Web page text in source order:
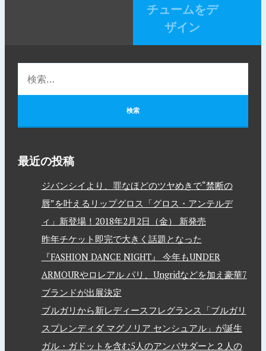
チュームをデ
ザイン
最近の投稿
ジバンシイより、罪なほどのツヤめきで“禁断の
唇”を叶えるリップグロス「グロス・アンテルデ
ィ」新登場！2018年2月2日（金） 新発売
昨年チケット即完で大きく話題となった
『FASHION DANCE NIGHT』 今年もUNDER
ARMOURやロレアル パリ、Ungridなどを加え豪華7
ブランドが出展決定
ブルガリから新レディースフレグランス「ブルガリ
スプレンディダ マグノリア センシュアル」が誕生
ガル・ガドットを含む5人のアンバサダーと２人の